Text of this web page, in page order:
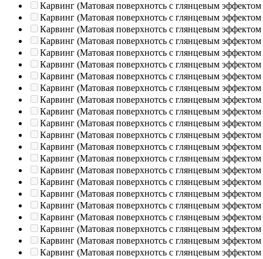
Карвинг (Матовая поверхнотсь с глянцевым эффектом
Карвинг (Матовая поверхнотсь с глянцевым эффектом
Карвинг (Матовая поверхнотсь с глянцевым эффектом
Карвинг (Матовая поверхнотсь с глянцевым эффектом
Карвинг (Матовая поверхнотсь с глянцевым эффектом
Карвинг (Матовая поверхнотсь с глянцевым эффектом
Карвинг (Матовая поверхнотсь с глянцевым эффектом
Карвинг (Матовая поверхнотсь с глянцевым эффектом
Карвинг (Матовая поверхнотсь с глянцевым эффектом
Карвинг (Матовая поверхнотсь с глянцевым эффектом
Карвинг (Матовая поверхнотсь с глянцевым эффектом
Карвинг (Матовая поверхнотсь с глянцевым эффектом
Карвинг (Матовая поверхнотсь с глянцевым эффектом
Карвинг (Матовая поверхнотсь с глянцевым эффектом
Карвинг (Матовая поверхнотсь с глянцевым эффектом
Карвинг (Матовая поверхнотсь с глянцевым эффектом
Карвинг (Матовая поверхнотсь с глянцевым эффектом
Карвинг (Матовая поверхнотсь с глянцевым эффектом
Карвинг (Матовая поверхнотсь с глянцевым эффектом
Карвинг (Матовая поверхнотсь с глянцевым эффектом
Карвинг (Матовая поверхнотсь с глянцевым эффектом
Карвинг (Матовая поверхнотсь с глянцевым эффектом